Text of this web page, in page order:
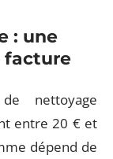
: une
facture
nettoyage
entre 20 € et
dépend de